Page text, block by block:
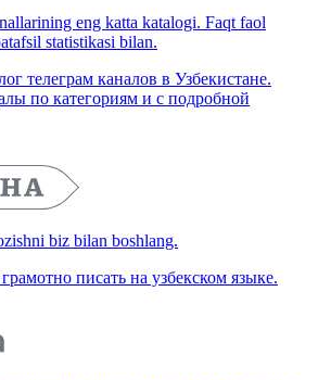
eng katta katalogi. Faqt faol
statistikasi bilan.
телеграм каналов в Узбекистане.
по категориям и с подробной
biz bilan boshlang.
писать на узбекском языке.